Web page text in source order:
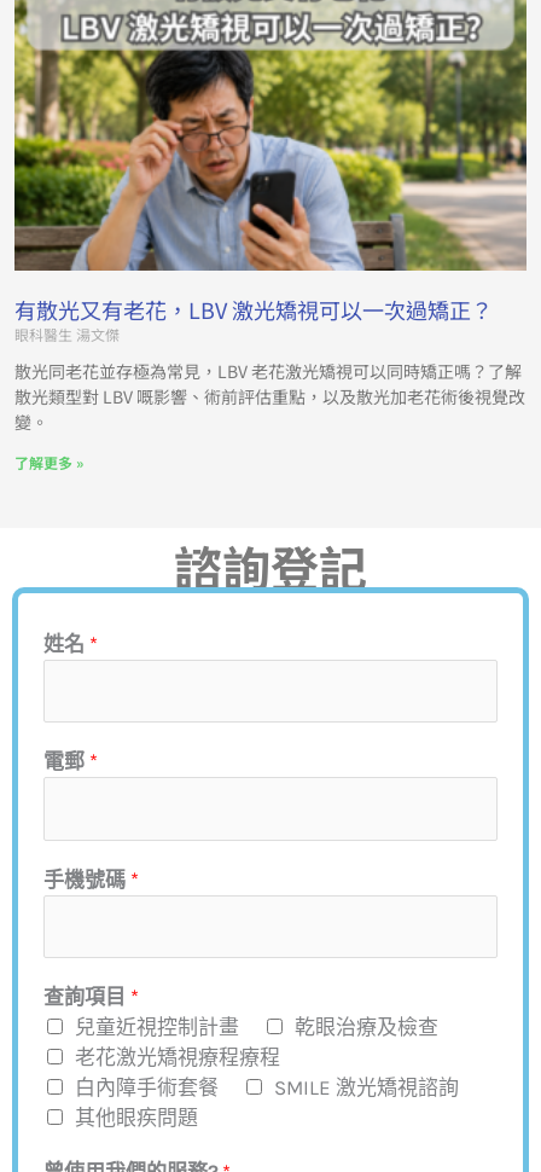
有散光又有老花，LBV 激光矯視可以一次過矯正？
眼科醫生 湯文傑
散光同老花並存極為常見，LBV 老花激光矯視可以同時矯正嗎？了解
散光類型對 LBV 嘅影響、術前評估重點，以及散光加老花術後視覺改
變。
了解更多 »
諮詢登記
姓名 *
電郵 *
手機號碼 *
查詢項目 *
兒童近視控制計畫
乾眼治療及檢查
老花激光矯視療程療程
白內障手術套餐
SMILE 激光矯視諮詢
其他眼疾問題